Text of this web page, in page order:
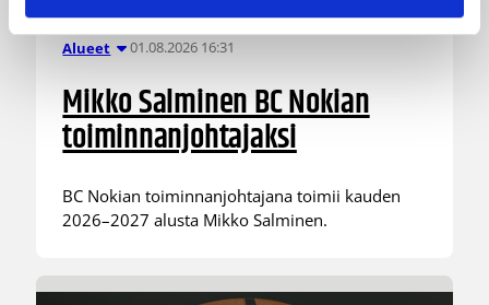
Alueet 01.08.2026 16:31
Mikko Salminen BC Nokian
toiminnanjohtajaksi
BC Nokian toiminnanjohtajana toimii kauden
2026–2027 alusta Mikko Salminen.